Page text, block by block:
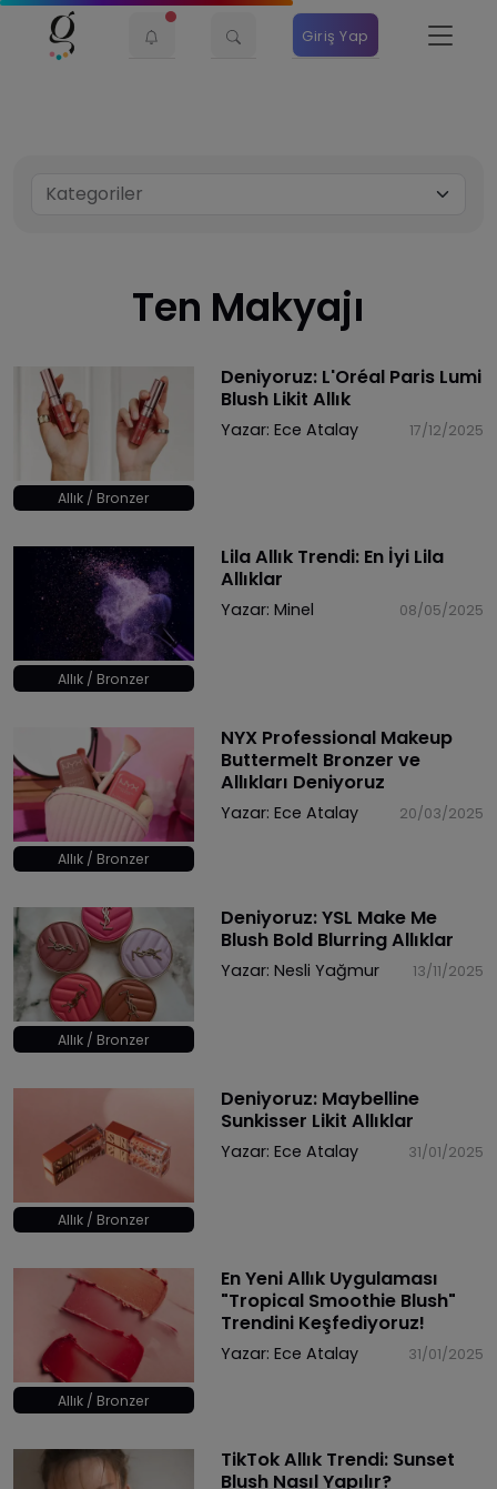
Giriş Yap
Ten Makyajı
Allık / Bronzer
Deniyoruz: L'Oréal Paris Lumi
Blush Likit Allık
Yazar: Ece Atalay 17/12/2025
Allık / Bronzer
Lila Allık Trendi: En İyi Lila
Allıklar
Yazar: Minel 08/05/2025
Allık / Bronzer
NYX Professional Makeup
Buttermelt Bronzer ve
Allıkları Deniyoruz
Yazar: Ece Atalay 20/03/2025
Allık / Bronzer
Deniyoruz: YSL Make Me
Blush Bold Blurring Allıklar
Yazar: Nesli Yağmur 13/11/2025
Allık / Bronzer
Deniyoruz: Maybelline
Sunkisser Likit Allıklar
Yazar: Ece Atalay 31/01/2025
Allık / Bronzer
En Yeni Allık Uygulaması
"Tropical Smoothie Blush"
Trendini Keşfediyoruz!
Yazar: Ece Atalay 31/01/2025
TikTok Allık Trendi: Sunset
Blush Nasıl Yapılır?